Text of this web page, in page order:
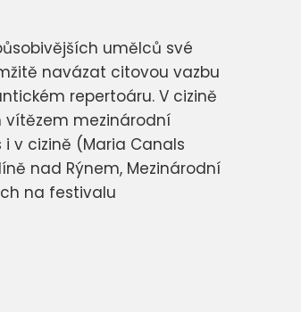
umělců své
navázat citovou vazbu
repertoáru. V cizině
vítězem mezinárodní
v cizině (Maria Canals
nad Rýnem, Mezinárodní
na festivalu